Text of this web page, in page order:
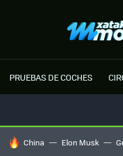
PRUEBAS DE COCHES
HOY SE HABLA DE
China Elon Musk